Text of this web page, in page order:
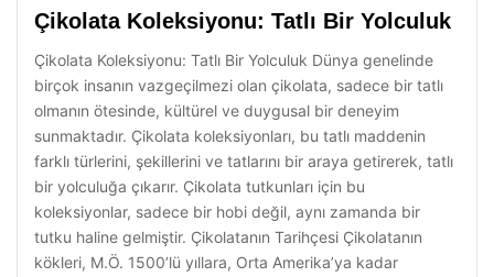
Çikolata Koleksiyonu: Tatlı Bir Yolculuk
Çikolata Koleksiyonu: Tatlı Bir Yolculuk Dünya genelinde
birçok insanın vazgeçilmezi olan çikolata, sadece bir tatlı
olmanın ötesinde, kültürel ve duygusal bir deneyim
sunmaktadır. Çikolata koleksiyonları, bu tatlı maddenin
farklı türlerini, şekillerini ve tatlarını bir araya getirerek, tatlı
bir yolculuğa çıkarır. Çikolata tutkunları için bu
koleksiyonlar, sadece bir hobi değil, aynı zamanda bir
tutku haline gelmiştir. Çikolatanın Tarihçesi Çikolatanın
kökleri, M.Ö. 1500’lü yıllara, Orta Amerika’ya kadar